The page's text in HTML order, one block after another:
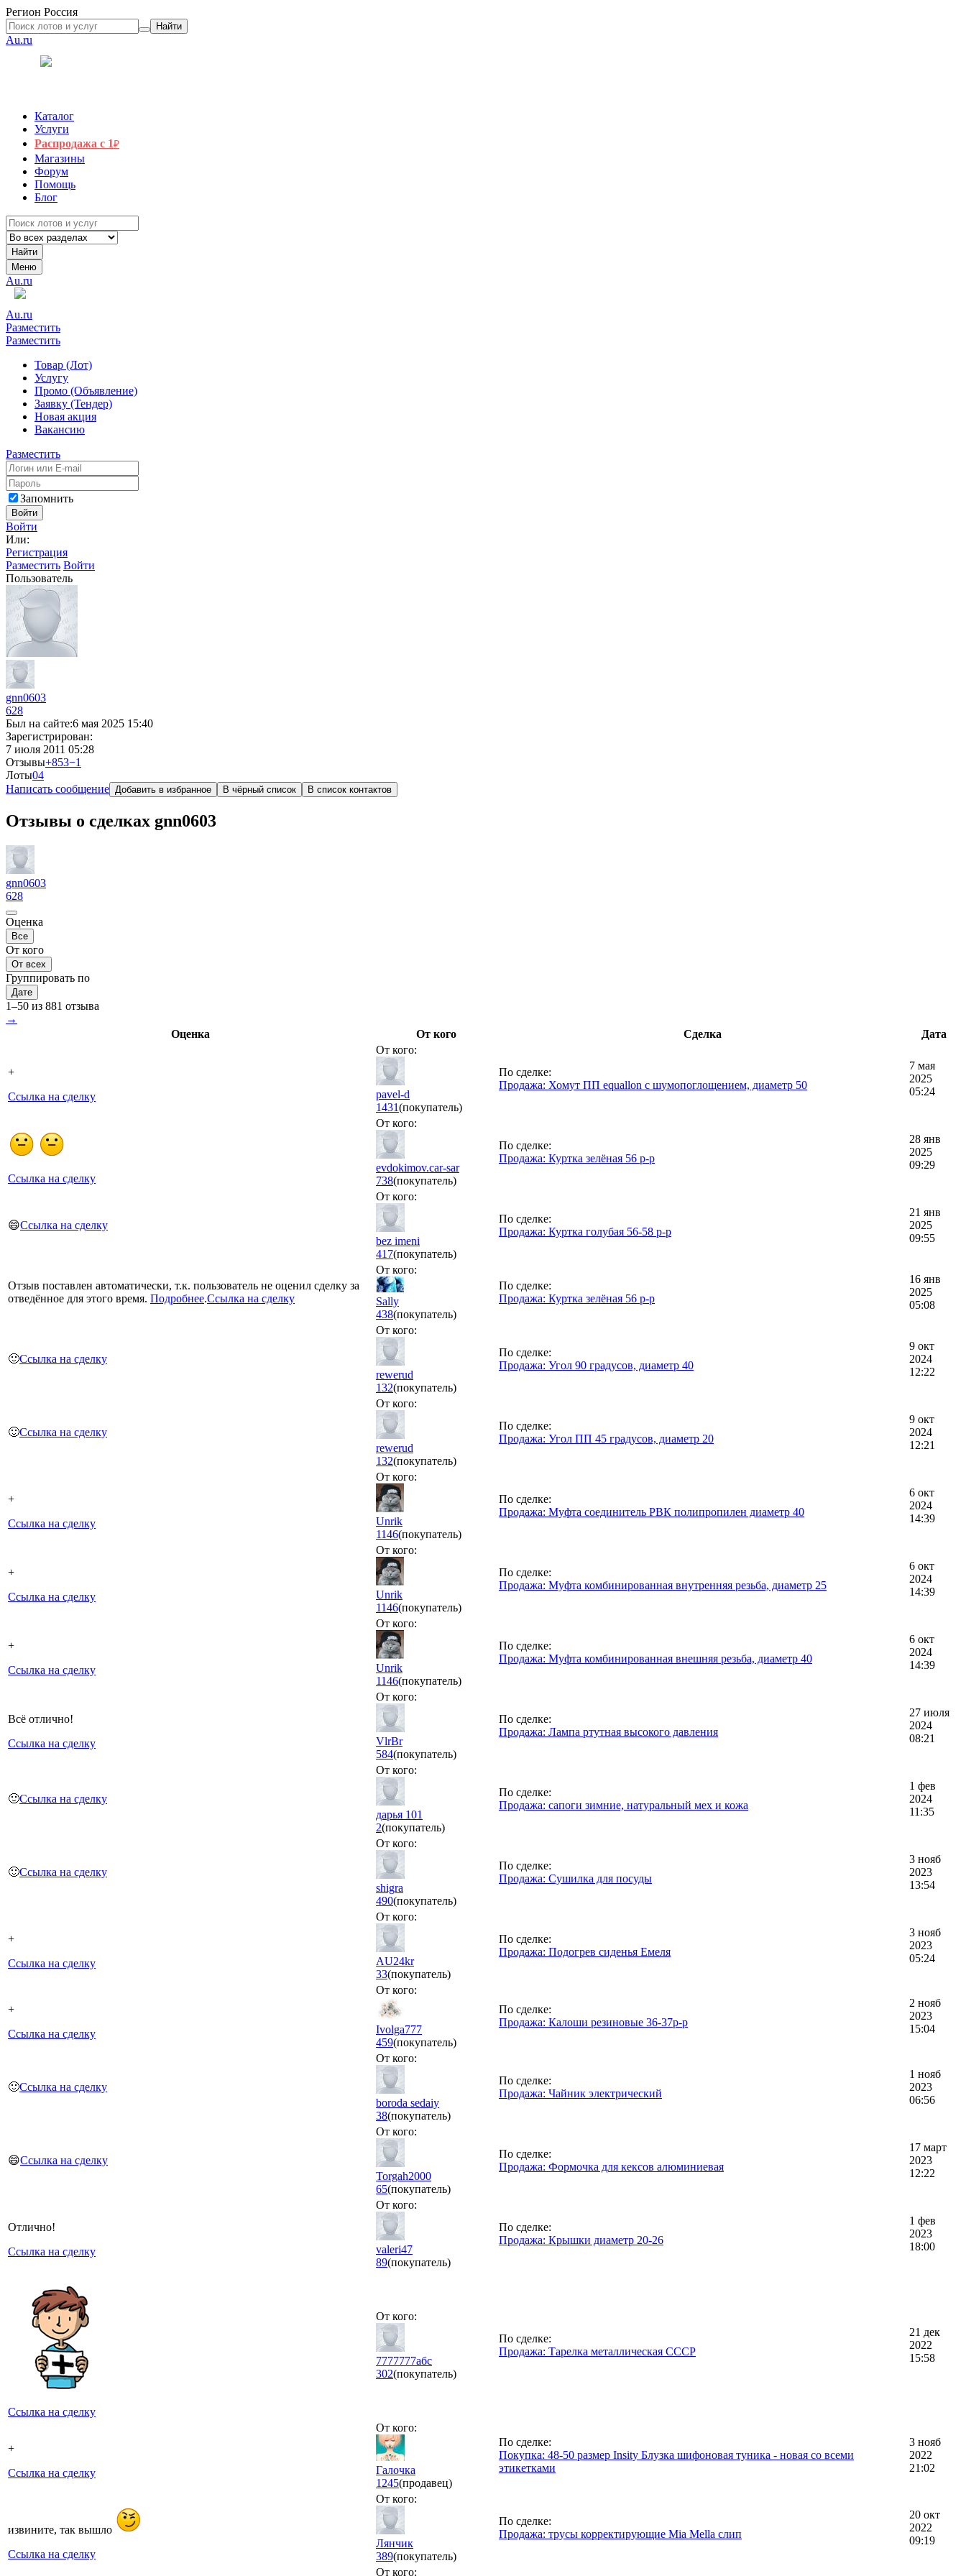
Регион Россия
Найти
Au.ru
Каталог
Услуги
Распродажа с 1₽
Магазины
Форум
Помощь
Блог
Найти
Меню
Au.ru
Au.ru
Разместить
Разместить
Товар (Лот)
Услугу
Промо (Объявление)
Заявку (Тендер)
Новая акция
Вакансию
Разместить
Запомнить
Войти
Войти
Или:
Регистрация
Разместить Войти
Пользователь
gnn0603
628
Был на сайте:6 мая 2025 15:40
Зарегистрирован:
7 июля 2011 05:28
Отзывы+853−1
Лоты04
Написать сообщение Добавить в избранное В чёрный список В список контактов
Отзывы о сделках gnn0603
gnn0603
628
Оценка
Все
От кого
От всех
Группировать по
Дате
1–50 из 881 отзыва
→
Оценка
От кого Сделка Дата
+
Ссылка на сделку
От кого:
pavel-d
1431(покупатель)
По сделке:
Продажа: Хомут ПП equallon с шумопоглощением, диаметр 50
7 мая
2025
05:24
Ссылка на сделку
От кого:
evdokimov.car-sar
738(покупатель)
По сделке:
Продажа: Куртка зелёная 56 р-р
28 янв
2025
09:29
😄Ссылка на сделку
От кого:
bez imeni
417(покупатель)
По сделке:
Продажа: Куртка голубая 56-58 р-р
21 янв
2025
09:55
Отзыв поставлен автоматически, т.к. пользователь не оценил сделку за
отведённое для этого время. Подробнее.Ссылка на сделку
От кого:
Sally
438(покупатель)
По сделке:
Продажа: Куртка зелёная 56 р-р
16 янв
2025
05:08
🙂Ссылка на сделку
От кого:
rewerud
132(покупатель)
По сделке:
Продажа: Угол 90 градусов, диаметр 40
9 окт
2024
12:22
🙂Ссылка на сделку
От кого:
rewerud
132(покупатель)
По сделке:
Продажа: Угол ПП 45 градусов, диаметр 20
9 окт
2024
12:21
+
Ссылка на сделку
От кого:
Unrik
1146(покупатель)
По сделке:
Продажа: Муфта соединитель РВК полипропилен диаметр 40
6 окт
2024
14:39
+
Ссылка на сделку
От кого:
Unrik
1146(покупатель)
По сделке:
Продажа: Муфта комбинированная внутренняя резьба, диаметр 25
6 окт
2024
14:39
+
Ссылка на сделку
От кого:
Unrik
1146(покупатель)
По сделке:
Продажа: Муфта комбинированная внешняя резьба, диаметр 40
6 окт
2024
14:39
Всё отлично!
Ссылка на сделку
От кого:
VlrBr
584(покупатель)
По сделке:
Продажа: Лампа ртутная высокого давления
27 июля
2024
08:21
🙂Ссылка на сделку
От кого:
дарья 101
2(покупатель)
По сделке:
Продажа: сапоги зимние, натуральный мех и кожа
1 фев
2024
11:35
🙂Ссылка на сделку
От кого:
shigra
490(покупатель)
По сделке:
Продажа: Сушилка для посуды
3 нояб
2023
13:54
+
Ссылка на сделку
От кого:
AU24kr
33(покупатель)
По сделке:
Продажа: Подогрев сиденья Емеля
3 нояб
2023
05:24
+
Ссылка на сделку
От кого:
Ivolga777
459(покупатель)
По сделке:
Продажа: Калоши резиновые 36-37р-р
2 нояб
2023
15:04
🙂Ссылка на сделку
От кого:
boroda sedaiy
38(покупатель)
По сделке:
Продажа: Чайник электрический
1 нояб
2023
06:56
😄Ссылка на сделку
От кого:
Torgah2000
65(покупатель)
По сделке:
Продажа: Формочка для кексов алюминиевая
17 март
2023
12:22
Отлично!
Ссылка на сделку
От кого:
valeri47
89(покупатель)
По сделке:
Продажа: Крышки диаметр 20-26
1 фев
2023
18:00
Ссылка на сделку
От кого:
7777777абс
302(покупатель)
По сделке:
Продажа: Тарелка металлическая СССР
21 дек
2022
15:58
+
Ссылка на сделку
От кого:
Галочка
1245(продавец)
По сделке:
Покупка: 48-50 размер Insity Блузка шифоновая туника - новая со всеми
этикетками
3 нояб
2022
21:02
извините, так вышло
Ссылка на сделку
От кого:
Лянчик
389(покупатель)
По сделке:
Продажа: трусы корректирующие Mia Mella слип
20 окт
2022
09:19
От кого: